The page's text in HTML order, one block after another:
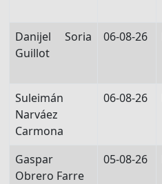
Danijel Soria
Guillot
06-08-26
Suleimán
Narváez
Carmona
06-08-26
Gaspar
Obrero Farre
05-08-26